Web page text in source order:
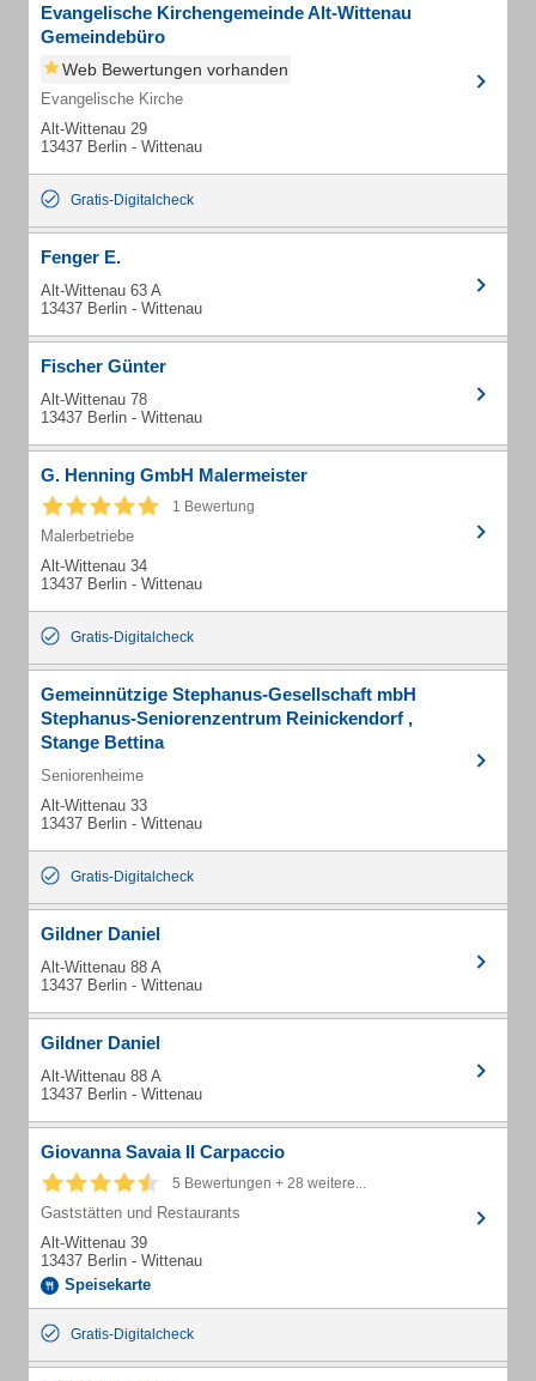
Evangelische Kirchengemeinde Alt-Wittenau
Gemeindebüro
Web Bewertungen vorhanden
Evangelische Kirche
Alt-Wittenau 29
13437 Berlin - Wittenau
Gratis-Digitalcheck
Fenger E.
Alt-Wittenau 63 A
13437 Berlin - Wittenau
Fischer Günter
Alt-Wittenau 78
13437 Berlin - Wittenau
G. Henning GmbH Malermeister
1 Bewertung
Malerbetriebe
Alt-Wittenau 34
13437 Berlin - Wittenau
Gratis-Digitalcheck
Gemeinnützige Stephanus-Gesellschaft mbH
Stephanus-Seniorenzentrum Reinickendorf ,
Stange Bettina
Seniorenheime
Alt-Wittenau 33
13437 Berlin - Wittenau
Gratis-Digitalcheck
Gildner Daniel
Alt-Wittenau 88 A
13437 Berlin - Wittenau
Gildner Daniel
Alt-Wittenau 88 A
13437 Berlin - Wittenau
Giovanna Savaia II Carpaccio
5 Bewertungen + 28 weitere...
Gaststätten und Restaurants
Alt-Wittenau 39
13437 Berlin - Wittenau
Speisekarte
Gratis-Digitalcheck